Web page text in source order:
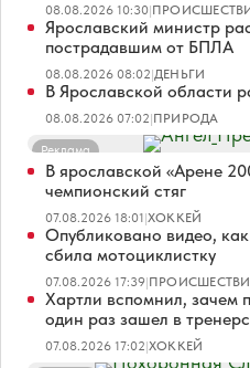
08.08.2026 10:30|
Ярославский министр
пострадавшим от БПЛА
08.08.2026 08:02|ДЕНЬГИ
В Ярославской области
08.08.2026 07:02|ПРИРОДА
Реклама
В ярославской «Арене
чемпионский стяг
07.08.2026 18:01|ХОККЕЙ
Опубликовано видео,
сбила мотоциклистку
07.08.2026 17:39|
Хартли вспомнил, зачем
один раз зашел в
07.08.2026 17:02|ХОККЕЙ